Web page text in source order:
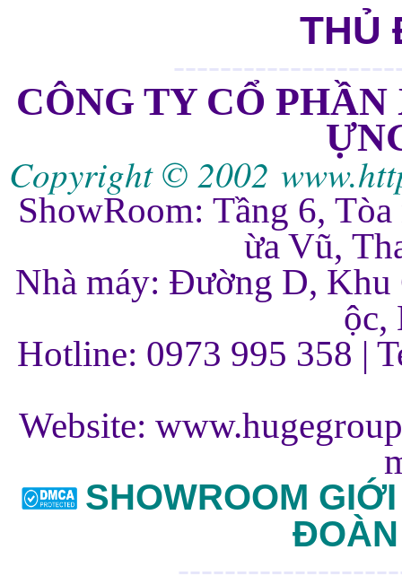
Nhôm XINGFA | Cửa Nhôm XINGFA Nhập Khẩu 100% | XingfaGroup.vnTHỦ
CÔNG TY CỔ
Copyright © 2002
ShowRoom: Tầng 6,
ừa Vũ,
Nhà máy: Đường D, Khu
ộc,
Hotline: 0973 995 358 |
Website:
SHOWROOM